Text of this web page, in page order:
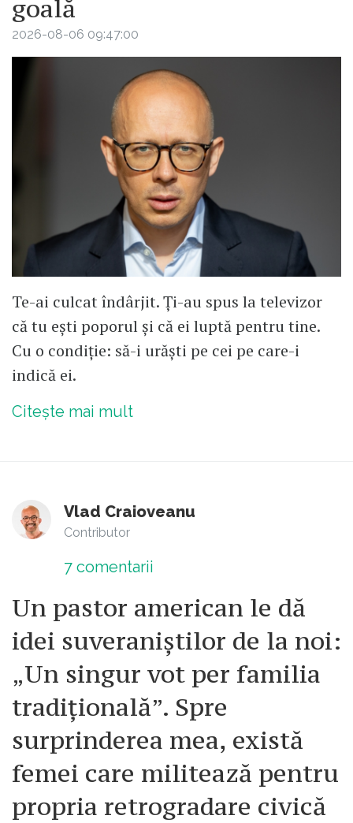
goală
2026-08-06 09:47:00
Te-ai culcat îndârjit. Ți-au spus la televizor
că tu ești poporul și că ei luptă pentru tine.
Cu o condiție: să-i urăști pe cei pe care-i
indică ei.
Citește mai mult
Vlad Craioveanu
Contributor
7 comentarii
Un pastor american le dă
idei suveraniștilor de la noi:
„Un singur vot per familia
tradițională”. Spre
surprinderea mea, există
femei care militează pentru
propria retrogradare civică